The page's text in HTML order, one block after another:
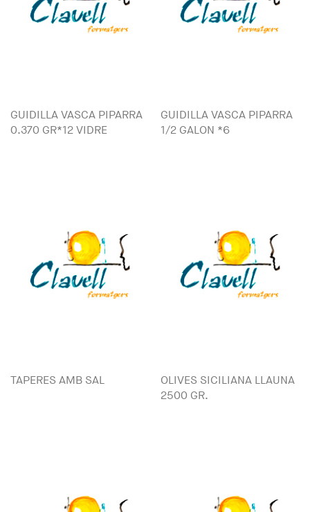
GUIDILLA VASCA PIPARRA
0.370 GR*12 VIDRE
GUIDILLA VASCA PIPARRA
1/2 GALON *6
TAPERES AMB SAL
OLIVES SICILIANA LLAUNA
2500 GR.